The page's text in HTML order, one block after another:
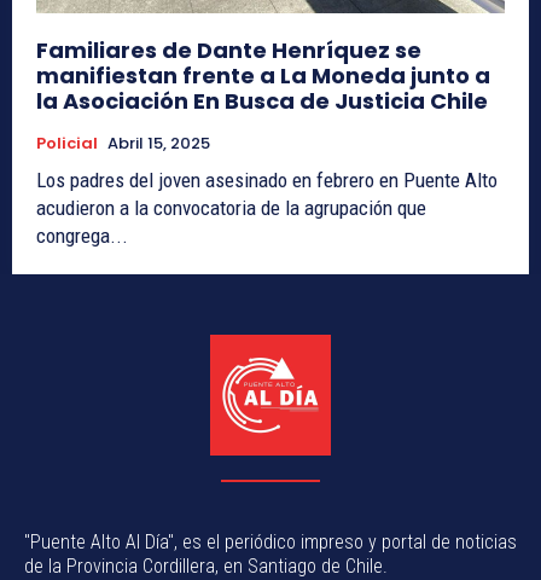
Familiares de Dante Henríquez se
manifiestan frente a La Moneda junto a
la Asociación En Busca de Justicia Chile
Policial Abril 15, 2025
Los padres del joven asesinado en febrero en Puente Alto
acudieron a la convocatoria de la agrupación que
congrega...
"Puente Alto Al Día", es el periódico impreso y portal de noticias
de la Provincia Cordillera, en Santiago de Chile.